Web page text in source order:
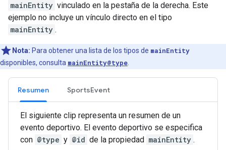
mainEntity vinculado en la pestaña de la derecha. Este
ejemplo no incluye un vínculo directo en el tipo
mainEntity .
Nota: Para obtener una lista de los tipos de mainEntity
disponibles, consulta mainEntity@type
Resumen SportsEvent
El siguiente clip representa un resumen de un
evento deportivo. El evento deportivo se especifica
con @type y @id de la propiedad mainEntity .